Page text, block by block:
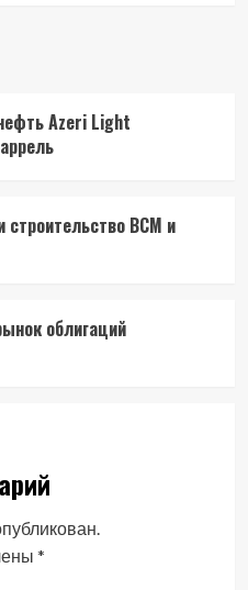
Azeri Light
строительство ВСМ и
облигаций
*